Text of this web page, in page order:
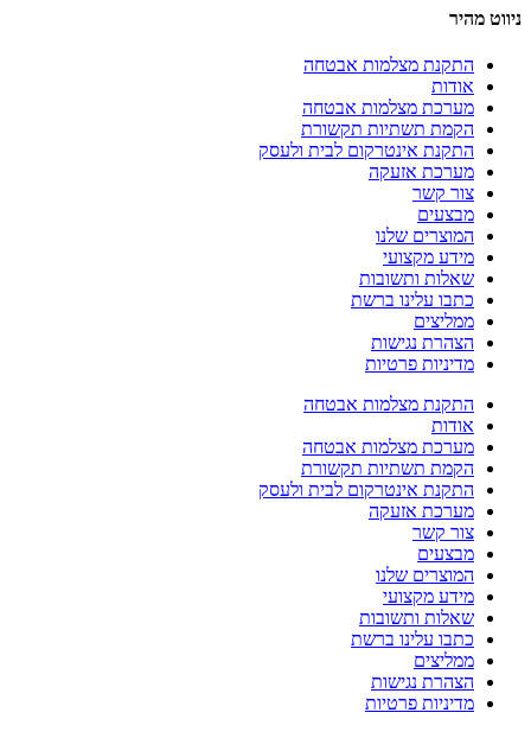
מהיר
התקנת מצלמות אבטחה
אודות
מערכת מצלמות אבטחה
הקמת תשתיות תקשורת
התקנת אינטרקום לבית ולעסק
מערכת אזעקה
צור קשר
מבצעים
המוצרים שלנו
מידע מקצועי
שאלות ותשובות
כתבו עלינו ברשת
ממליצים
הצהרת נגישות
מדיניות פרטיות
התקנת מצלמות אבטחה
אודות
מערכת מצלמות אבטחה
הקמת תשתיות תקשורת
התקנת אינטרקום לבית ולעסק
מערכת אזעקה
צור קשר
מבצעים
המוצרים שלנו
מידע מקצועי
שאלות ותשובות
כתבו עלינו ברשת
ממליצים
הצהרת נגישות
מדיניות פרטיות